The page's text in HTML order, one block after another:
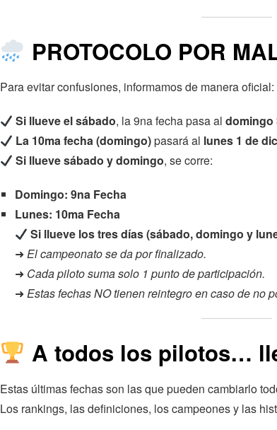
PROTOCOLO POR
Para evitar confusiones, informamos de manera oficial:
Si llueve el sábado, la 9na fecha pasa aldomingo
La 10ma fecha (domingo)pasará al lunes 1 de
Si llueve sábado y domingo, se corre:
Domingo: 9na Fecha
Lunes: 10ma Fecha
Si llueve los tres días (sábado, domingo y
➜ El campeonato se da por finalizado.
➜ Cada piloto suma solo 1 punto de participación.
➜ Estas fechas NO tienen reintegro en caso de no
A todos los pilotos…
Estas últimas fechas son las que pueden cambiarlo
Los rankings, las definiciones, los campeones y las